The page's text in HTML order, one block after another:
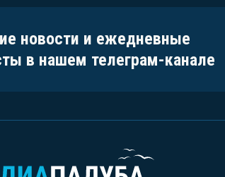
новости и ежедневные
в нашем телеграм-канале